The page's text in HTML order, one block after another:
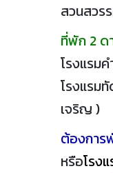
สวนสวร
ที่พัก 2 ด
โรงแรม
โรงแรม
เจริญ )
ต้องการ
หรือโรง